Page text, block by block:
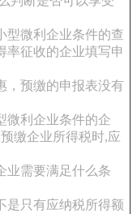
型微利企业条件的查
率征收的企业填写申
，预缴的申报表没有
微利企业条件的企
缴企业所得税时,应
业需要满足什么条
是只有应纳税所得额